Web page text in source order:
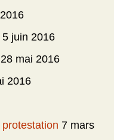
5 juin 2016
28 mai 2016
2016
7 mars